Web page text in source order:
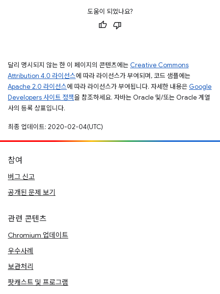
도움이 되었나요?
달리 명시되지 않는 한 이 페이지의 콘텐츠에는 Creative Commons
Attribution 4.0 라이선스에 따라 라이선스가 부여되며, 코드 샘플에는
Apache 2.0 라이선스에 따라 라이선스가 부여됩니다. 자세한 내용은 Google
Developers 사이트 정책을 참조하세요. 자바는 Oracle 및/또는 Oracle 계열
사의 등록 상표입니다.
최종 업데이트: 2020-02-04(UTC)
참여
버그 신고
공개된 문제 보기
관련 콘텐츠
Chromium 업데이트
우수사례
보관처리
팟캐스트 및 프로그램